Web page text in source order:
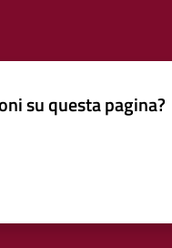
su questa pagina?